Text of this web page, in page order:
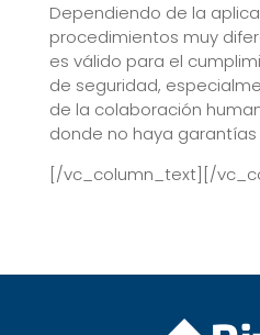
Dependiendo de la
procedimientos muy
es válido para el
de seguridad,
de la colaboración
donde no haya garantías
[/vc_column_text][/